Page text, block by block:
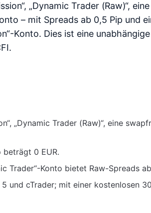
„Dynamic Trader (Raw)“, eine
– mit Spreads ab 0,5 Pip und
Konto. Dies ist eine unabhängige
„Dynamic Trader (Raw)“, eine
0 EUR.
Trader“-Konto bietet Raw-Spreads
und cTrader; mit einer kostenlosen